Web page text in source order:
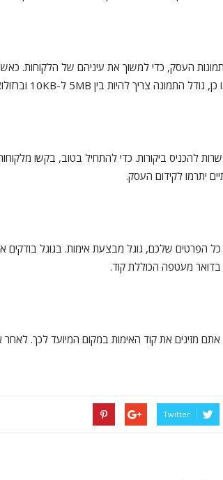
העסק, כדי למשוך את עיניהם של הלקוחות.
להכניס ביקורות. כדי להתחיל בטוב, בקשו
יתרמו לקידום העסק.
הפרטים שלכם, גוגל מבצעת אימות. בגוגל
מעטפה הכוללת קוד.
אתם מזינים את קוד האימות במקום המיועד לכך.
Twitter